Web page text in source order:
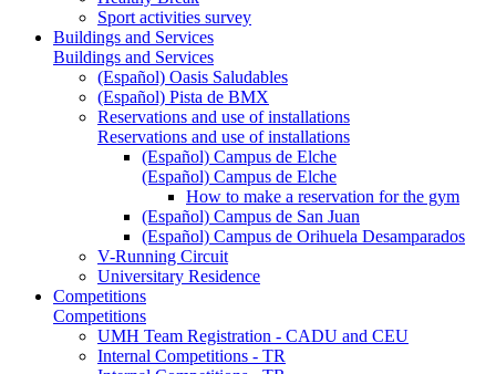
Sport activities survey
Buildings and Services
Buildings and Services
(Español) Oasis Saludables
(Español) Pista de BMX
Reservations and use of installations
Reservations and use of installations
(Español) Campus de Elche
(Español) Campus de Elche
How to make a reservation for the gym
(Español) Campus de San Juan
(Español) Campus de Orihuela Desamparados
V-Running Circuit
Universitary Residence
Competitions
Competitions
UMH Team Registration - CADU and CEU
Internal Competitions - TR